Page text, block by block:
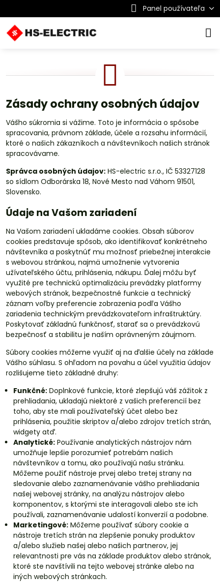
Panel používateľa
Zásady ochrany osobných údajov
Vášho súkromia si vážime. Toto je informácia o spôsobe
spracovania, právnom základe, účele a rozsahu informácií,
ktoré o našich zákazníkoch a návštevníkoch našich stránok
spracovávame.
Správca osobných údajov: HS-electric s.r.o., IČ 53327128
so sídlom Odborárska 18, Nové Mesto nad Váhom 91501,
Slovensko.
Údaje na Vašom zariadení
Na Vašom zariadení ukladáme cookies. Obsah súborov
cookies predstavuje spôsob, ako identifikovať konkrétneho
návštevníka a poskytnúť mu možnosť priebežnej interakcie
s webovou stránkou, najmä umožnenie vytvorenia
užívateľského účtu, prihlásenia, nákupu. Ďalej môžu byť
využité pre technickú optimalizáciu prevádzky platformy
webových stránok, bezpečnostné funkcie a technický
záznam voľby preferencie zobrazenia podľa Vášho
zariadenia technickým prevádzkovateľom infraštruktúry.
Poskytovať základnú funkčnosť, starať sa o prevádzkovú
bezpečnosť a stabilitu je naším oprávneným záujmom.
Súbory cookies môžeme využiť aj na ďalšie účely na základe
Vášho súhlasu. S ohľadom na povahu a účel využitia údajov
rozlišujeme tieto základné druhy:
Funkčné: Doplnkové funkcie, ktoré zlepšujú váš zážitok z
prehliadania, ukladajú niektoré z vašich preferencií bez
toho, aby ste mali používateľský účet alebo bez
prihlásenia, použitie skriptov a/alebo zdrojov tretích strán,
widgety atď.
Analytické: Používanie analytických nástrojov nám
umožňuje lepšie porozumieť potrebám našich
návštevníkov a tomu, ako používajú našu stránku.
Môžeme použiť nástroje prvej alebo tretej strany na
sledovanie alebo zaznamenávanie vášho prehliadania
našej webovej stránky, na analýzu nástrojov alebo
komponentov, s ktorými ste interagovali alebo ste ich
používali, zaznamenávanie udalostí konverzií a podobne.
Marketingové: Môžeme používať súbory cookie a
nástroje tretích strán na zlepšenie ponuky produktov
a/alebo služieb našej alebo našich partnerov, jej
relevantnosti pre vás na základe produktov alebo stránok,
ktoré ste navštívili na tejto webovej stránke alebo na
iných webových stránkach.